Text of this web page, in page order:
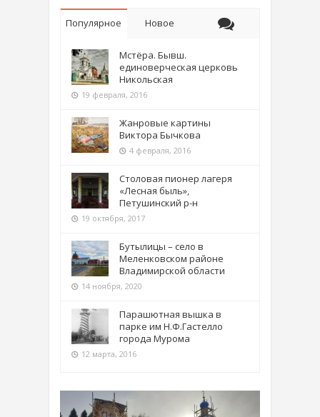
Популярное Новое
Мстёра. Бывш.
единоверческая церковь
Никольская
19 февраля, 2016
Жанровые картины
Виктора Бычкова
4 февраля, 2016
Столовая пионер лагеря
«Лесная быль»,
Петушинский р-н
19 октября, 2017
Бутылицы – село в
Меленковском районе
Владимирской области
14 ноября, 2020
Парашютная вышка в
парке им Н.Ф.Гастелло
города Мурома
12 марта, 2016